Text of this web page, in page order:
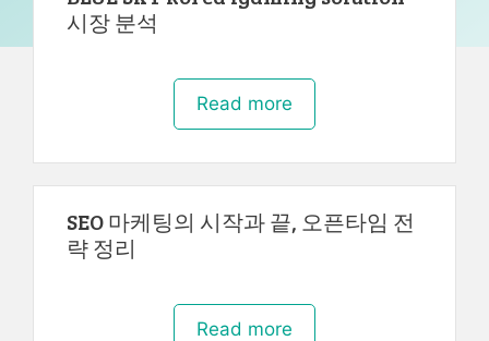
시장 분석
Read more
SEO 마케팅의 시작과 끝, 오픈타임 전
략 정리
Read more